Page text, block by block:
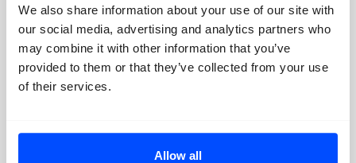
We also share information about your use of our site with
our social media, advertising and analytics partners who
may combine it with other information that you’ve
provided to them or that they’ve collected from your use
of their services.
Allow all
Nieuwsbrief
Met onze nieuwsbrief